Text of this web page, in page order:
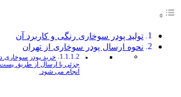
تولید پودر سوخاری رنگی و کاربرد آن
نحوه ارسال پودر سوخاری از تهران
خرید پودر سوخاری
جزئی با ارسال از طریق پست
انجام می شود.